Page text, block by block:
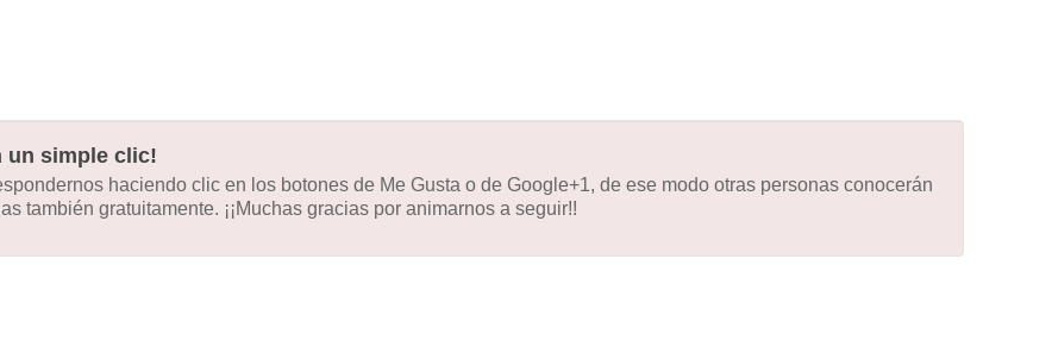
un simple clic!
haciendo clic en los botones de Me Gusta o de Google+1, de ese modo otras personas conocerán
también gratuitamente. ¡¡Muchas gracias por animarnos a seguir!!